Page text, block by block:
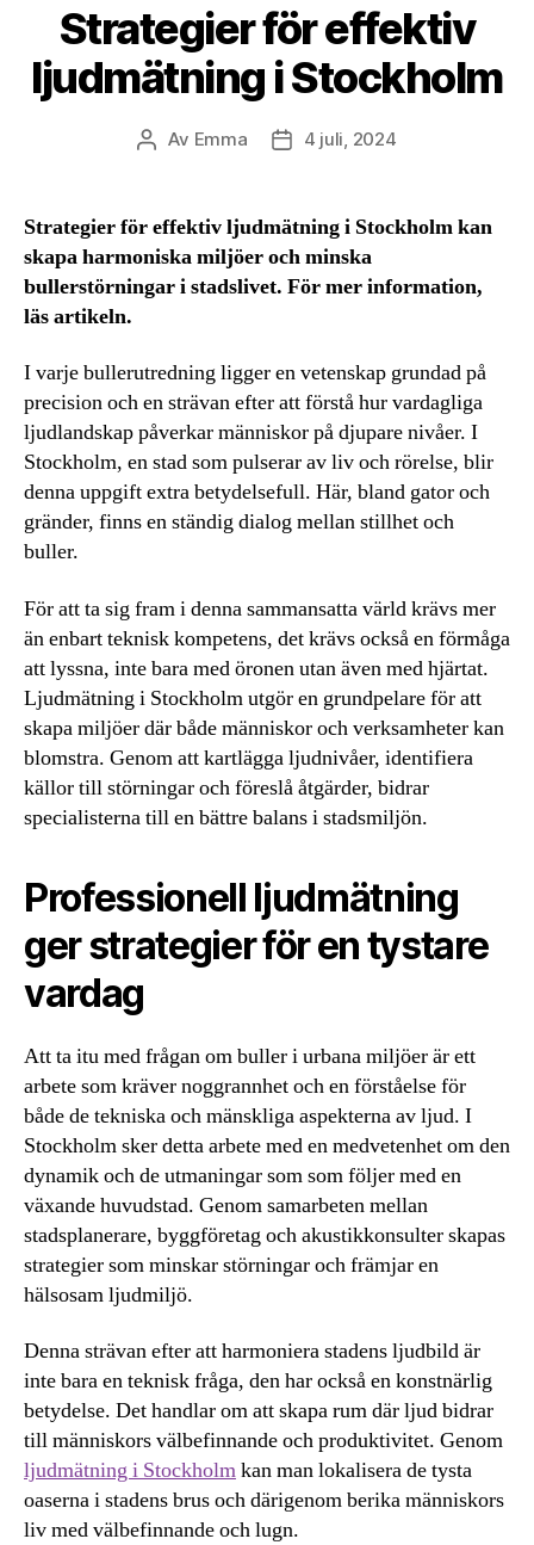
Strategier för effektiv
ljudmätning i Stockholm
Inläggsförfattare
Av Emma Inläggsdatum
4 juli, 2024
Strategier för effektiv ljudmätning i Stockholm kan
skapa harmoniska miljöer och minska
bullerstörningar i stadslivet. För mer information,
läs artikeln.
I varje bullerutredning ligger en vetenskap grundad på
precision och en strävan efter att förstå hur vardagliga
ljudlandskap påverkar människor på djupare nivåer. I
Stockholm, en stad som pulserar av liv och rörelse, blir
denna uppgift extra betydelsefull. Här, bland gator och
gränder, finns en ständig dialog mellan stillhet och
buller.
För att ta sig fram i denna sammansatta värld krävs mer
än enbart teknisk kompetens, det krävs också en förmåga
att lyssna, inte bara med öronen utan även med hjärtat.
Ljudmätning i Stockholm utgör en grundpelare för att
skapa miljöer där både människor och verksamheter kan
blomstra. Genom att kartlägga ljudnivåer, identifiera
källor till störningar och föreslå åtgärder, bidrar
specialisterna till en bättre balans i stadsmiljön.
Professionell ljudmätning
ger strategier för en tystare
vardag
Att ta itu med frågan om buller i urbana miljöer är ett
arbete som kräver noggrannhet och en förståelse för
både de tekniska och mänskliga aspekterna av ljud. I
Stockholm sker detta arbete med en medvetenhet om den
dynamik och de utmaningar som som följer med en
växande huvudstad. Genom samarbeten mellan
stadsplanerare, byggföretag och akustikkonsulter skapas
strategier som minskar störningar och främjar en
hälsosam ljudmiljö.
Denna strävan efter att harmoniera stadens ljudbild är
inte bara en teknisk fråga, den har också en konstnärlig
betydelse. Det handlar om att skapa rum där ljud bidrar
till människors välbefinnande och produktivitet. Genom
ljudmätning i Stockholmkan man lokalisera de tysta
oaserna i stadens brus och därigenom berika människors
liv med välbefinnande och lugn.